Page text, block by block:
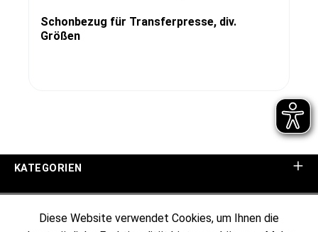
Schonbezug für Transferpresse, div.
Größen
KATEGORIEN
Diese Website verwendet Cookies, um Ihnen die